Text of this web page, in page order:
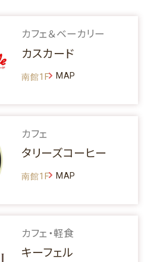
カフェ＆ベーカリー
カスカード
南館1F MAP
カフェ
タリーズコーヒー
南館1F MAP
カフェ・軽食
キーフェル